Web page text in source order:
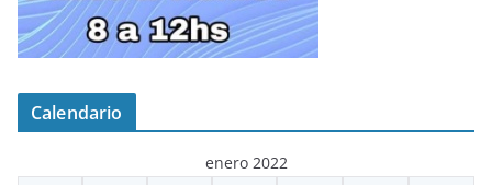
Calendario
enero 2022